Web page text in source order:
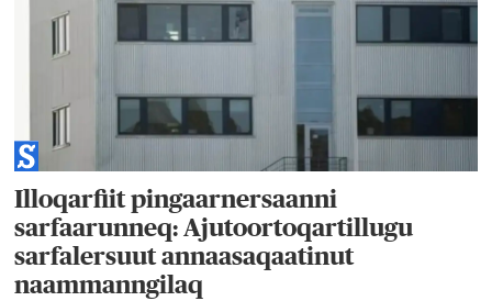
Illoqarfiit pingaarnersaanni
sarfaarunneq: Ajutoortoqartillugu
sarfalersuut annaasaqaatinut
naammanngilaq